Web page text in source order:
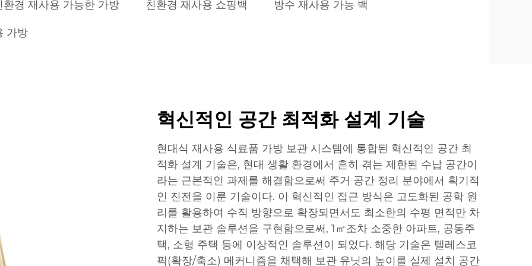
환경 재사용 가능한 가방 친환경 재사용 쇼핑백 방수 재사용 가능 백
가방
혁신적인 공간 최적화 설계 기술
현대식 재사용 식료품 가방 보관 시스템에 통합된 혁신적인 공간 최
적화 설계 기술은, 현대 생활 환경에서 흔히 겪는 제한된 수납 공간이
라는 근본적인 과제를 해결함으로써 주거 공간 정리 분야에서 획기적
인 진전을 이룬 기술이다. 이 혁신적인 접근 방식은 고도화된 공학 원
리를 활용하여 수직 방향으로 확장되면서도 최소한의 수평 면적만 차
지하는 보관 솔루션을 구현함으로써, 1㎡조차 소중한 아파트, 공동주
택, 소형 주택 등에 이상적인 솔루션이 되었다. 해당 기술은 텔레스코
픽(확장/축소) 메커니즘을 채택해 보관 유닛의 높이를 실제 설치 공간